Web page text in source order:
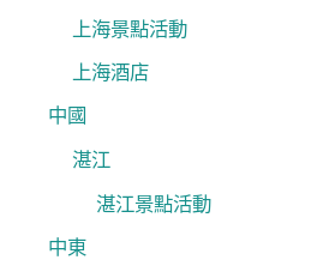
上海景點活動
上海酒店
中國
湛江
湛江景點活動
中東